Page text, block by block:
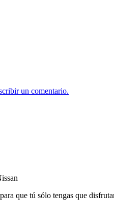
un comentario.
que tú sólo tengas que